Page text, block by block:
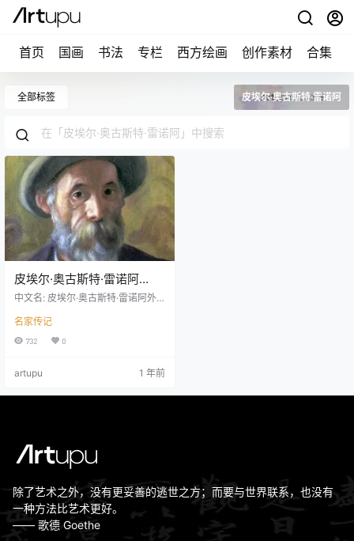
首页 国画 书法 专栏 西方绘画 创作素材 合集
全部标签 皮埃尔·奥古斯特·雷诺阿
皮埃尔·奥古斯特·雷诺阿
Pierre Auguste Renoir
中文名: 皮埃尔·奥古斯特·雷诺阿外
ierre Auguste Renoir,皮耶尔·奥古斯
特·雷诺阿,彼埃尔·奥古斯特·雷诺阿
浬城艺术特点: 印象派画家与雕塑
胆；光与影的互动；肉感撩人的女
名家传记
732 0
artupu 1 年前
除了艺术之外，没有更妥善的逃世之方；而要与世界联系，也没有
一种方法比艺术更好。
—— 歌德 Goethe